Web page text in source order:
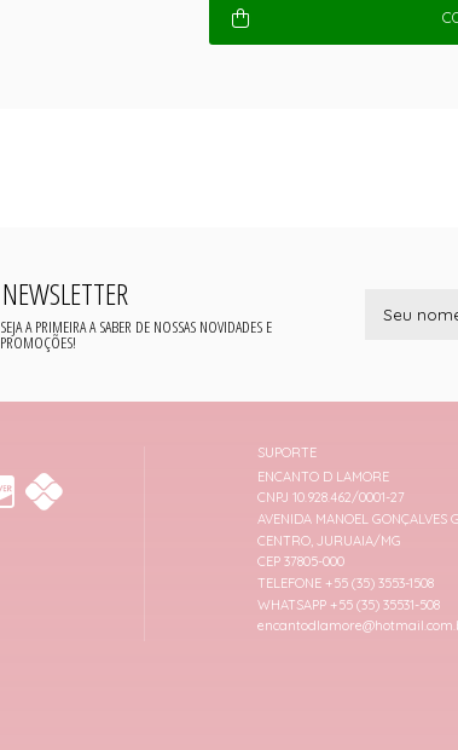
NEWSLETTER
SEJA A PRIMEIRA A SABER DE NOSSAS NOVIDADES E
PROMOÇÕES!
SUPORTE
ENCANTO D LAMORE
CNPJ 10.928.462/0001-27
AVENIDA MANOEL GONÇALVES
CENTRO, JURUAIA/MG
CEP 37805-000
TELEFONE +55 (35) 3553-1508
WHATSAPP +55 (35) 35531-508